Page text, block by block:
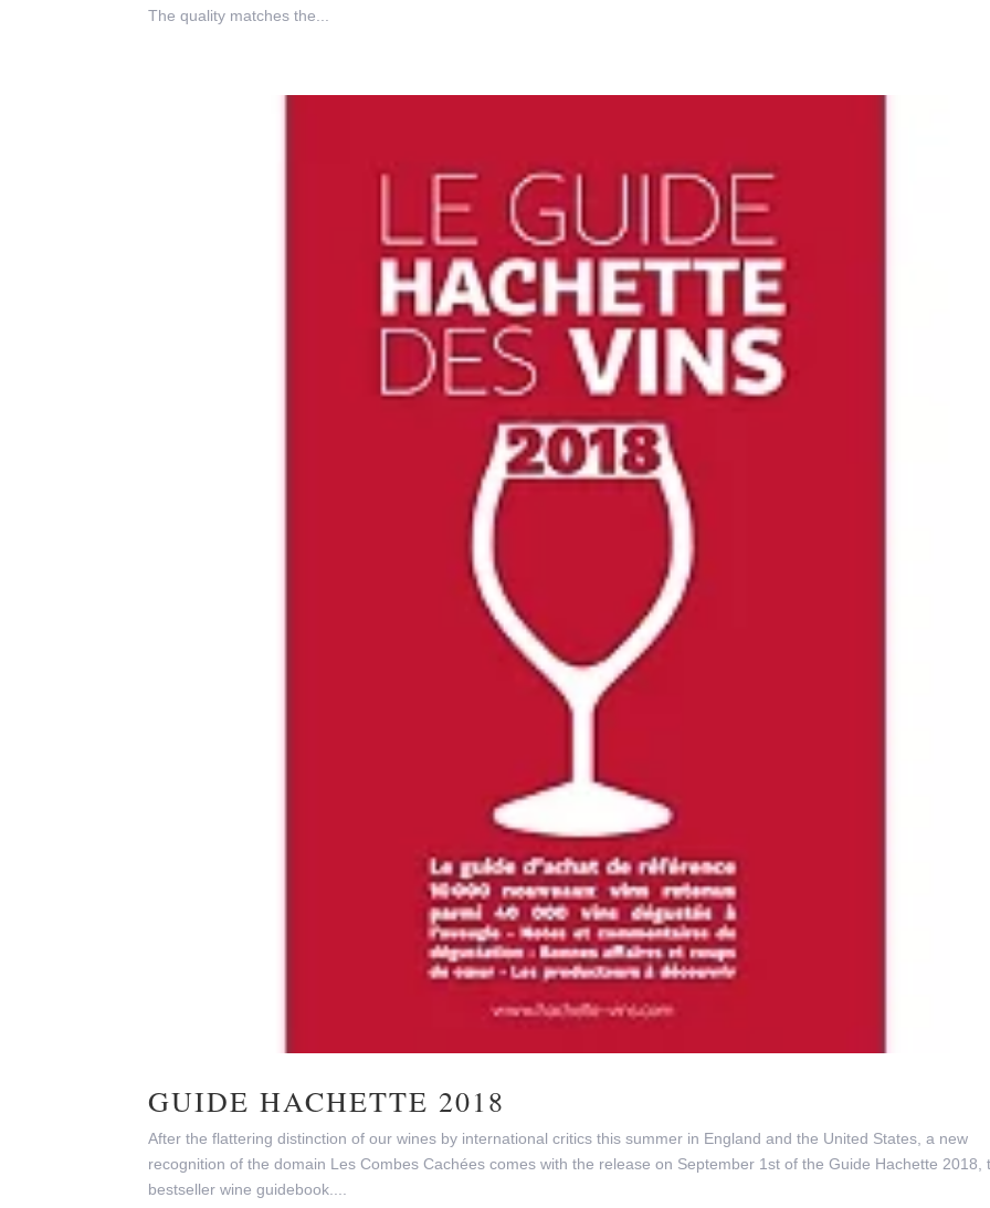
The quality matches the...
GUIDE HACHETTE 2018
After the flattering distinction of our wines by international critics this summer in England and the United States, a new
recognition of the domain Les Combes Cachées comes with the release on September 1st of the Guide Hachette 2018,
bestseller wine guidebook....